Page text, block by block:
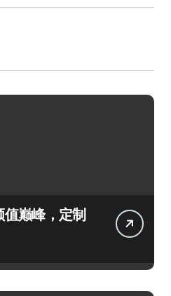
巅峰，定制